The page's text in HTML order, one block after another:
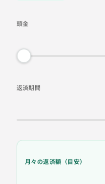
頭金
返済期間
月々の返済額（目安）